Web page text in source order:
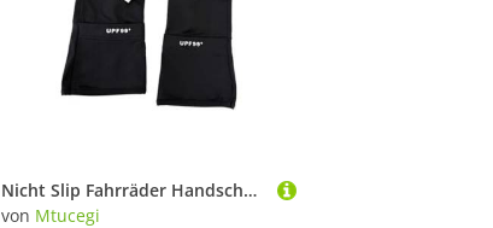
Nicht Slip Fahrräder Handschuhe Langschläfe Fahrrad Leicht Gewicht Sonnenschutz Für Frauen Menschen Atmungsaktives Leichtes Gewicht Handschuh
von Mtucegi